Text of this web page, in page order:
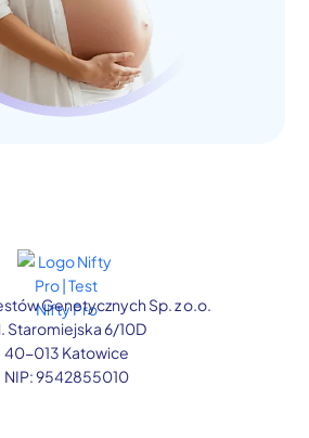
Genetycznych Sp. z o.o.
Staromiejska 6/10D
40-013 Katowice
NIP: 9542855010